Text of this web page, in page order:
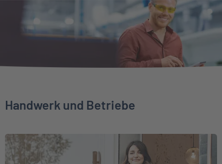
Handwerk und Betriebe
Weiter zu Betriebshaftpflichtversicherung